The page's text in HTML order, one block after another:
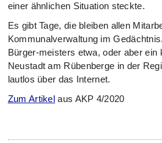
einer ähnlichen Situation steckte.
Es gibt Tage, die bleiben allen
Kommunalverwaltung im
Bürger-meisters etwa, oder aber ein
Neustadt am Rübenberge in der
lautlos über das Internet.
Zum Artikel aus AKP 4/2020